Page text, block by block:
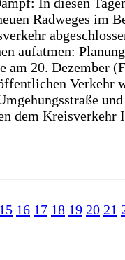
Radweges im
aufatmen:
am 20. Dezember
Verkehr
dem Kreisverkehr
15 16 17 18 19 20 21